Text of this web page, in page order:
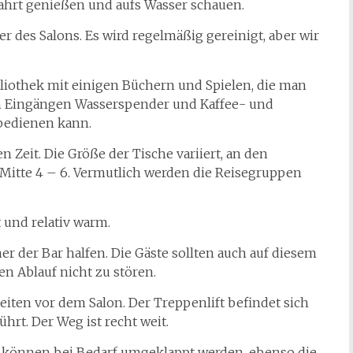
genießen und aufs Wasser schauen.
des Salons. Es wird regelmäßig gereinigt, aber wir
mit einigen Büchern und Spielen, die man
Wasserspender und Kaffee- und
kann.
Zeit. Die Größe der Tische variiert, an den
4 – 6. Vermutlich werden die Reisegruppen
relativ warm.
der Bar halfen. Die Gäste sollten auch auf diesem
Ablauf nicht zu stören.
vor dem Salon. Der Treppenlift befindet sich
Der Weg ist recht weit.